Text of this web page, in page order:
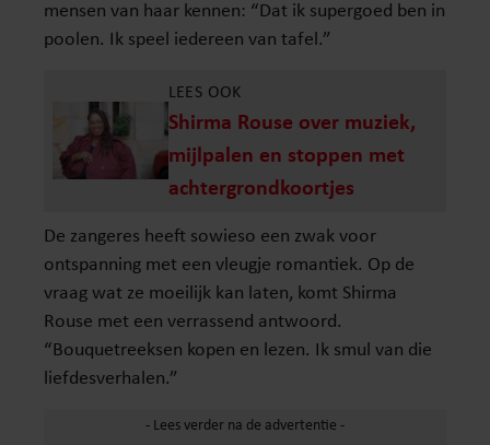
mensen van haar kennen: “Dat ik supergoed ben in
poolen. Ik speel iedereen van tafel.”
LEES OOK
Shirma Rouse over muziek,
mijlpalen en stoppen met
achtergrondkoortjes
De zangeres heeft sowieso een zwak voor
ontspanning met een vleugje romantiek. Op de
vraag wat ze moeilijk kan laten, komt Shirma
Rouse met een verrassend antwoord.
“Bouquetreeksen kopen en lezen. Ik smul van die
liefdesverhalen.”